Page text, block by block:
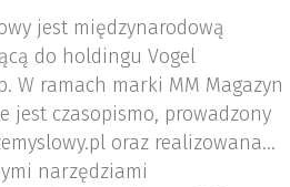
jest międzynarodową
do holdingu Vogel
W ramach marki MM Magazyn
jest czasopismo, prowadzony
oraz realizowana
narzędziami